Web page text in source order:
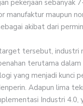
pekerjaan sebanyak
manufaktur maupun
akibat dari
tersebut, industri
terutama dalam
yang menjadi kunci
Adapun lima
Industri 4.0,